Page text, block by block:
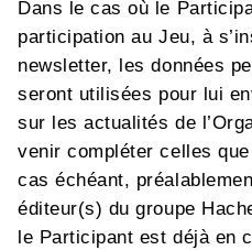
Dans le cas où le
participation au Jeu, à
newsletter, les données
seront utilisées pour lui
sur les actualités de
venir compléter celles
cas échéant,
éditeur(s) du groupe
le Participant est déjà en